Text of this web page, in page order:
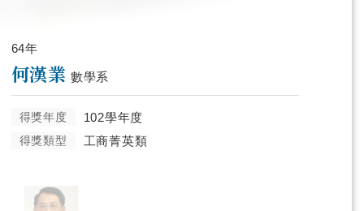
64年
何漢業 數學系
得獎年度 102學年度
得獎類型 工商菁英類